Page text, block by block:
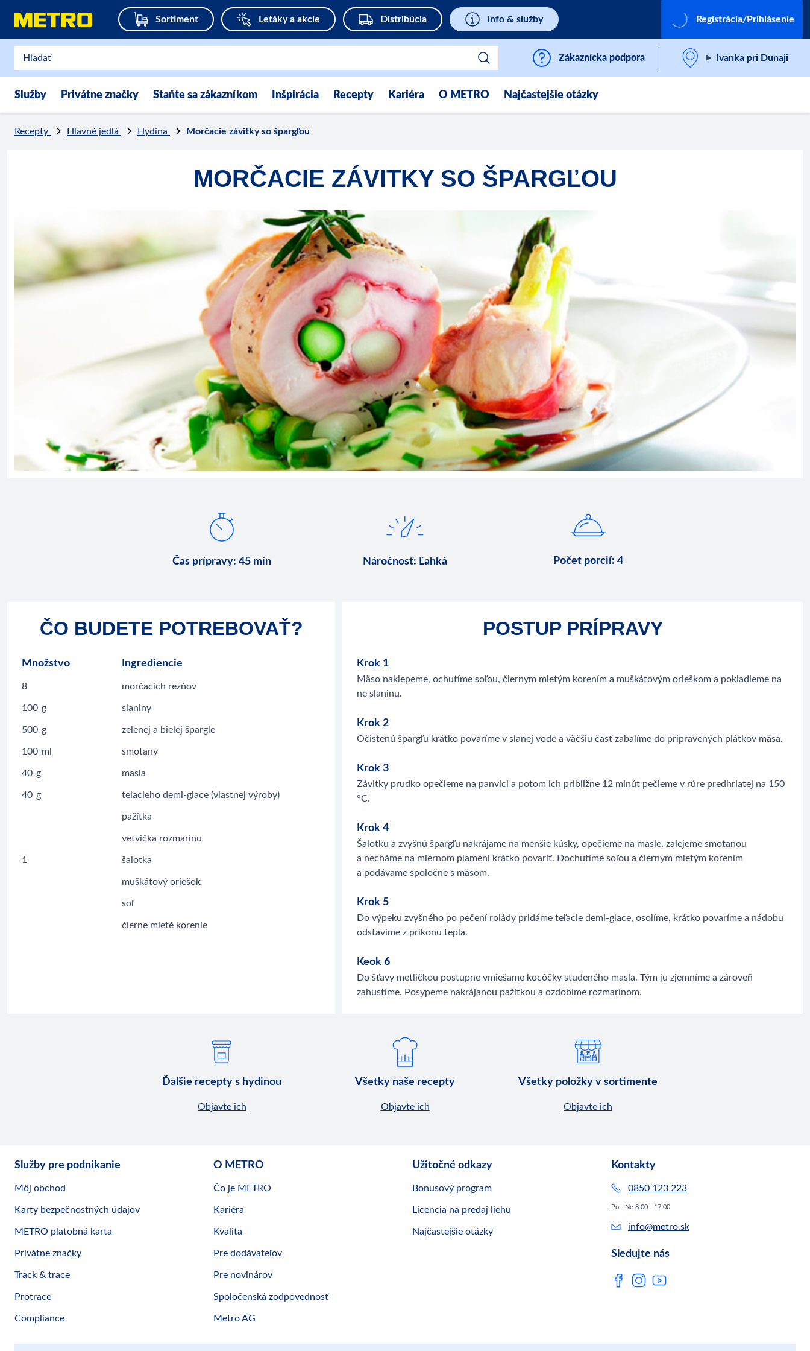
Sortiment Letáky a akcie Distribúcia Info & služby Registrácia/Prihlásenie
Zákaznícka podpora Ivanka pri Dunaji
Služby Privátne značky Staňte sa zákazníkom Inšpirácia Recepty Kariéra O METRO Najčastejšie otázky
Recepty Hlavné jedlá Hydina Morčacie závitky so špargľou
MORČACIE ZÁVITKY SO ŠPARGĽOU
Čas prípravy:45 min Náročnosť: Ľahká Počet porcií: 4
ČO BUDETE POTREBOVAŤ?
Množstvo Ingrediencie
8 morčacích rezňov
100 g slaniny
500 g zelenej a bielej špargle
100 ml smotany
40 g masla
40 g teľacieho demi-glace (vlastnej výroby)
pažítka
vetvička rozmarínu
1 šalotka
muškátový oriešok
soľ
čierne mleté korenie
POSTUP PRÍPRAVY
Krok 1
Mäso naklepeme, ochutíme soľou, čiernym mletým korením a muškátovým orieškom a pokladieme na
ne slaninu.
Krok 2
Očistenú špargľu krátko povaríme v slanej vode a väčšiu časť zabalíme do pripravených plátkov mäsa.
Krok 3
Závitky prudko opečieme na panvici a potom ich približne 12 minút pečieme v rúre predhriatej na 150
°C.
Krok 4
Šalotku a zvyšnú špargľu nakrájame na menšie kúsky, opečieme na masle, zalejeme smotanou
a necháme na miernom plameni krátko povariť. Dochutíme soľou a čiernym mletým korením
a podávame spoločne s mäsom.
Krok 5
Do výpeku zvyšného po pečení rolády pridáme teľacie demi-glace, osolíme, krátko povaríme a nádobu
odstavíme z príkonu tepla.
Keok 6
Do šťavy metličkou postupne vmiešame kocôčky studeného masla. Tým ju zjemníme a zároveň
zahustíme. Posypeme nakrájanou pažítkou a ozdobíme rozmarínom.
Ďalšie recepty s hydinou
Objavte ich
Všetky naše recepty
Objavte ich
Všetky položky v sortimente
Objavte ich
Služby pre podnikanie
Môj obchod
Karty bezpečnostných údajov
METRO platobná karta
Privátne značky
Track & trace
Protrace
Compliance
O METRO
Čo je METRO
Kariéra
Kvalita
Pre dodávateľov
Pre novinárov
Spoločenská zodpovednosť
Metro AG
Užitočné odkazy
Bonusový program
Licencia na predaj liehu
Najčastejšie otázky
Kontakty
0850 123 223
Po - Ne 8:00 - 17:00
info@metro.sk
Sledujte nás